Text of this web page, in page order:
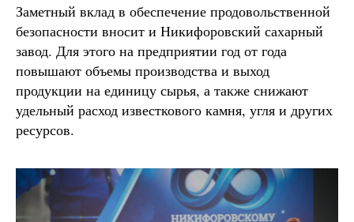
Заметный вклад в обеспечение продовольственной
безопасности вносит и Никифоровский сахарный
завод. Для этого на предприятии год от года
повышают объемы производства и выход
продукции на единицу сырья, а также снижают
удельный расход известкового камня, угля и других
ресурсов.